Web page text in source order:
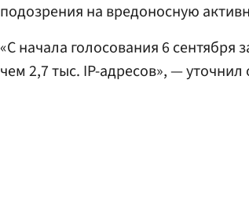
подозрения на вредоносную
«С начала голосования 6 сентября
чем 2,7 тыс. IP-адресов», — уточнил